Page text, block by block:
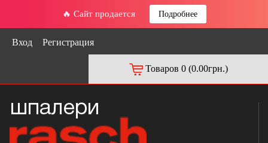
🔥 Сайт продается Подробнее
Вход Регистрация
Товаров 0 (0.00грн.)